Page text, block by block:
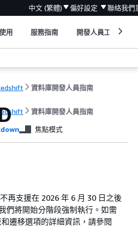
中文 (繁體) 偏好設定 聯絡我們
用 服務指南 開發人員工具
資料庫開發人員指南
資料庫開發人員指南
焦點模式
再支援在 2026 年 6 月 30 日之後
們將開始分階段強制執行。如需
遷移選項的詳細資訊，請參閱